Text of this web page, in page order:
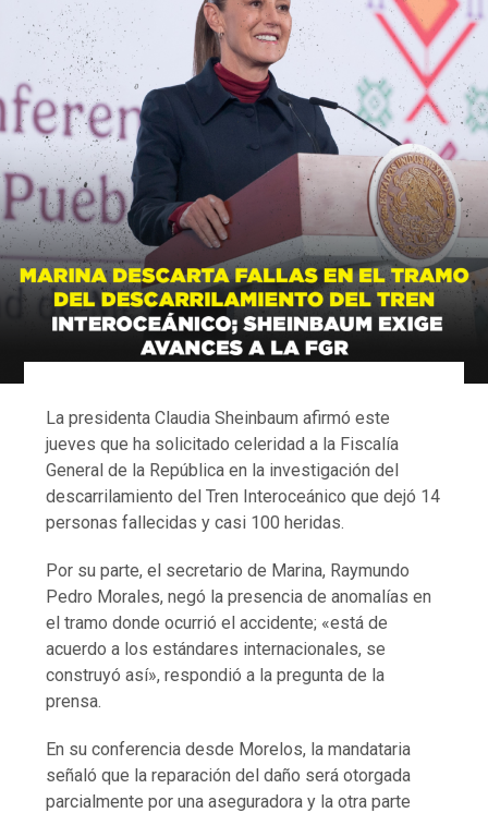
La presidenta Claudia Sheinbaum afirmó este
jueves que ha solicitado celeridad a la Fiscalía
General de la República en la investigación del
descarrilamiento del Tren Interoceánico que dejó 14
personas fallecidas y casi 100 heridas.
Por su parte, el secretario de Marina, Raymundo
Pedro Morales, negó la presencia de anomalías en
el tramo donde ocurrió el accidente; «está de
acuerdo a los estándares internacionales, se
construyó así», respondió a la pregunta de la
prensa.
En su conferencia desde Morelos, la mandataria
señaló que la reparación del daño será otorgada
parcialmente por una aseguradora y la otra parte